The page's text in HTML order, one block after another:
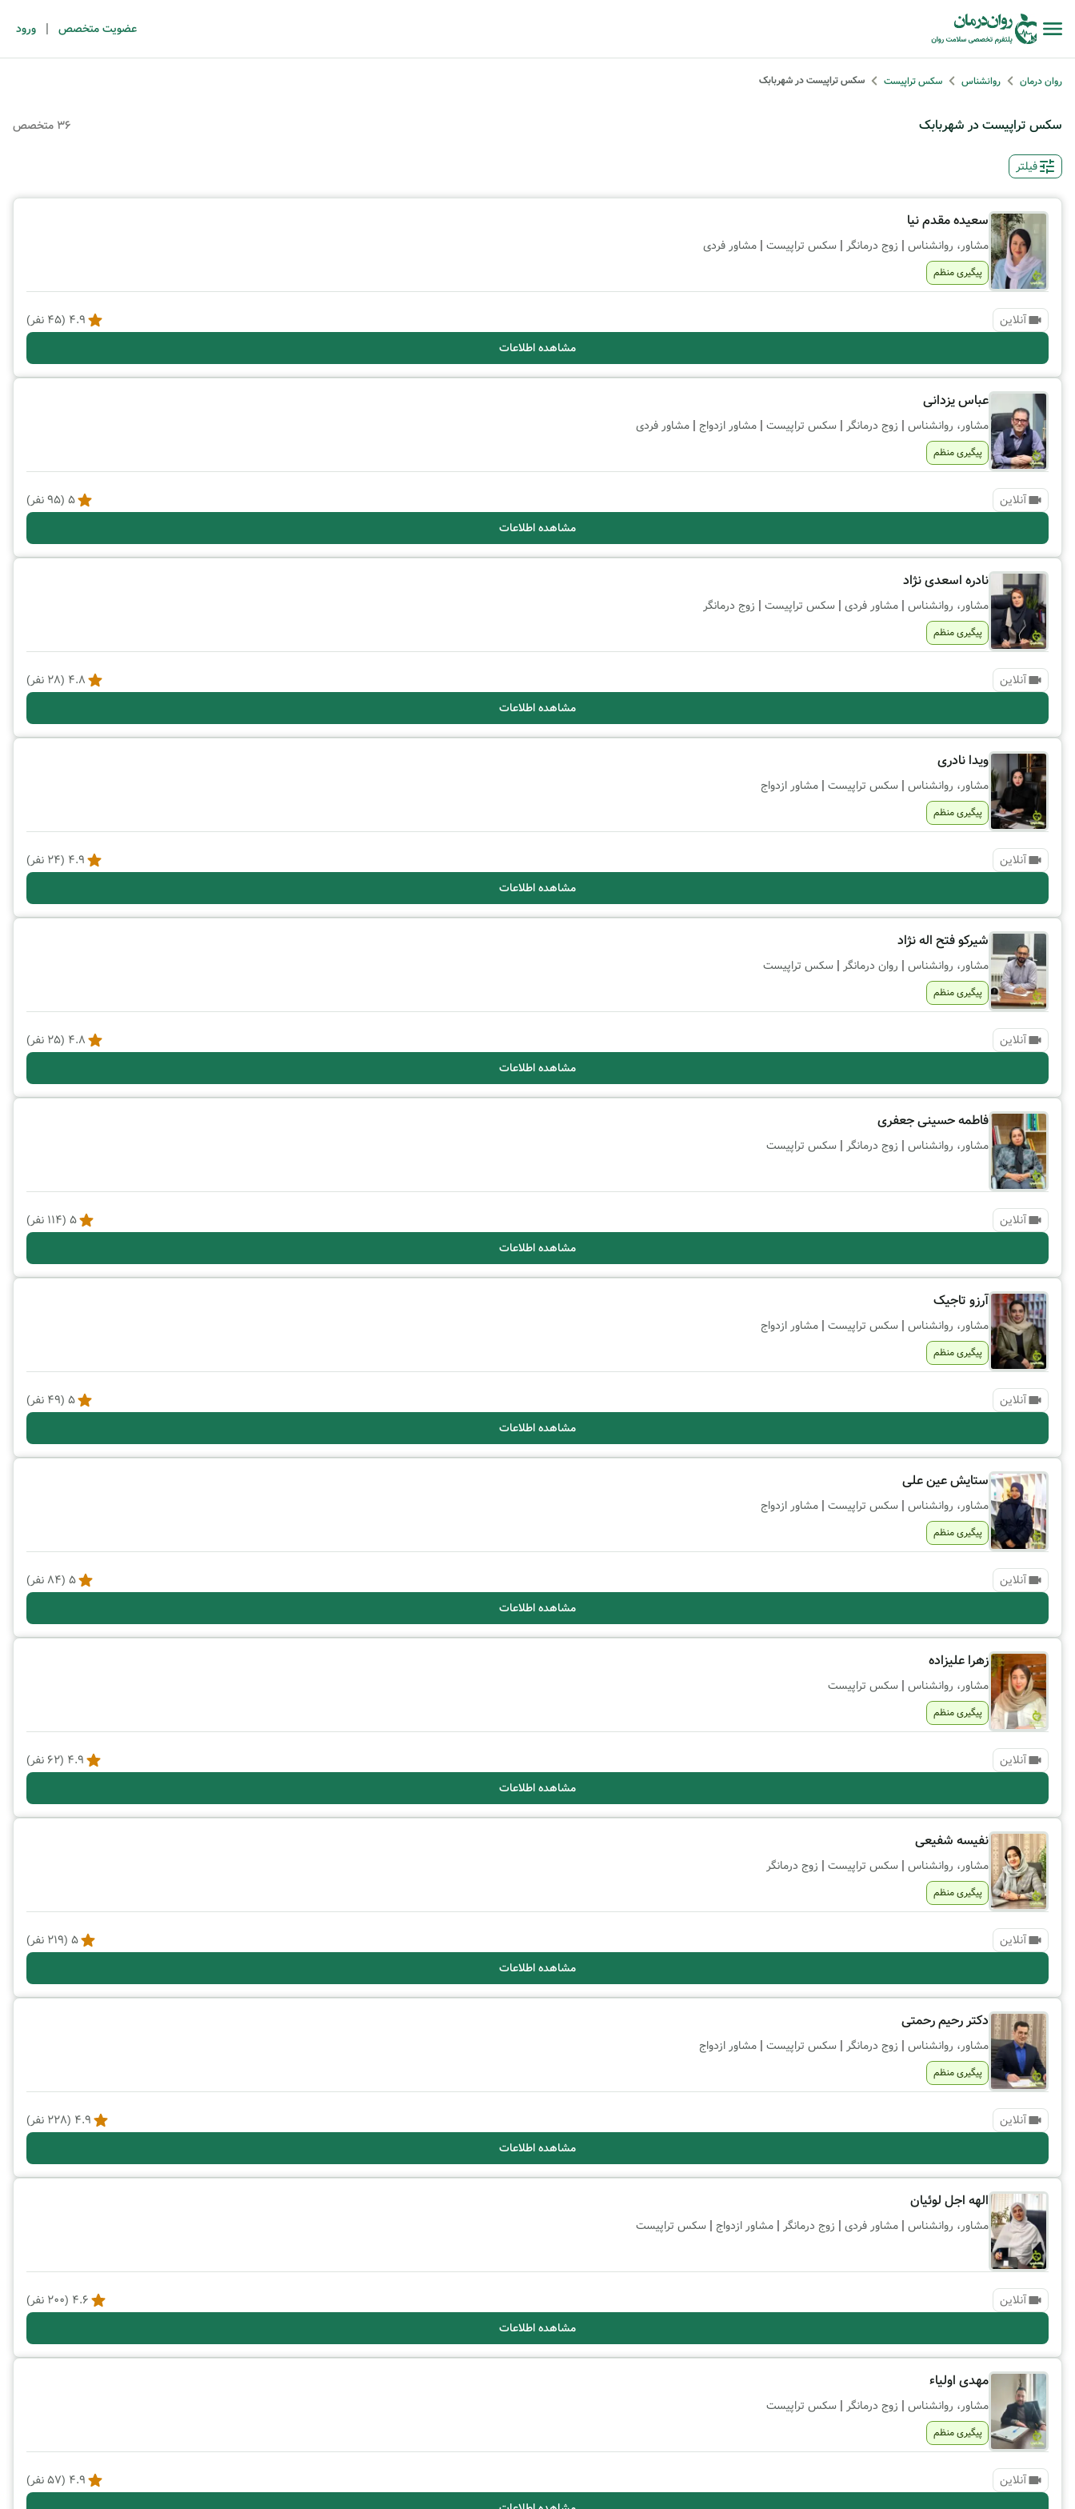
عضویت متخصص | ورود
روان درمان روانشناس سکس تراپیست سکس تراپیست در شهربابک
سکس تراپیست در شهربابک 36 متخصص
فیلتر
سعیده مقدم نیا
مشاور، روانشناس | زوج درمانگر | سکس تراپیست | مشاور فردی
پیگیری منظم
آنلاین 4.9
(
45 نفر)
مشاهده اطلاعات
عباس یزدانی
مشاور، روانشناس | زوج درمانگر | سکس تراپیست | مشاور ازدواج | مشاور فردی
پیگیری منظم
آنلاین 5
(
95نفر)
مشاهده اطلاعات
نادره اسعدی نژاد
مشاور، روانشناس | مشاور فردی | سکس تراپیست | زوج درمانگر
پیگیری منظم
آنلاین 4.8
(
28 نفر)
مشاهده اطلاعات
ویدا نادری
مشاور، روانشناس | سکس تراپیست | مشاور ازدواج
پیگیری منظم
آنلاین 4.9
(
24 نفر)
مشاهده اطلاعات
شیرکو فتح اله نژاد
مشاور، روانشناس | روان درمانگر | سکس تراپیست
پیگیری منظم
آنلاین 4.8
(
25 نفر)
مشاهده اطلاعات
فاطمه حسینی جعفری
مشاور، روانشناس | زوج درمانگر | سکس تراپیست
آنلاین 5
(
114 نفر)
مشاهده اطلاعات
آرزو تاجیک
مشاور، روانشناس | سکس تراپیست | مشاور ازدواج
پیگیری منظم
آنلاین 5
(
49 نفر)
مشاهده اطلاعات
ستایش عین علی
مشاور، روانشناس | سکس تراپیست | مشاور ازدواج
پیگیری منظم
آنلاین 5
(
84 نفر)
مشاهده اطلاعات
زهرا علیزاده
مشاور، روانشناس | سکس تراپیست
پیگیری منظم
آنلاین 4.9
(
62 نفر)
مشاهده اطلاعات
نفیسه شفیعی
مشاور، روانشناس | سکس تراپیست | زوج درمانگر
پیگیری منظم
آنلاین 5
(
219 نفر)
مشاهده اطلاعات
دکتر رحیم رحمتی
مشاور، روانشناس | زوج درمانگر | سکس تراپیست | مشاور ازدواج
پیگیری منظم
آنلاین 4.9
(
228 نفر)
مشاهده اطلاعات
الهه اجل لوئیان
مشاور، روانشناس | مشاور فردی | زوج درمانگر | مشاور ازدواج | سکس تراپیست
آنلاین 4.6
(
200 نفر)
مشاهده اطلاعات
مهدی اولیاء
مشاور، روانشناس | زوج درمانگر | سکس تراپیست
پیگیری منظم
آنلاین 4.9
(
57نفر)